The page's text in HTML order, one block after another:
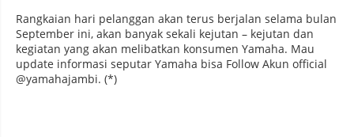
Rangkaian hari pelanggan akan terus berjalan selama bulan
September ini, akan banyak sekali kejutan – kejutan dan
kegiatan yang akan melibatkan konsumen Yamaha. Mau
update informasi seputar Yamaha bisa Follow Akun official
@yamahajambi. (*)